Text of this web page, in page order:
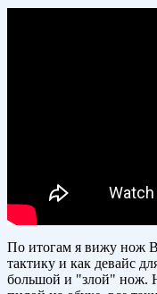
По итогам я вижу нож
тактику и как девайс
большой и "злой" нож.